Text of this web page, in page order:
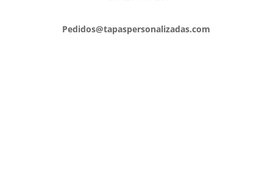
Pedidos@tapaspersonalizadas.com